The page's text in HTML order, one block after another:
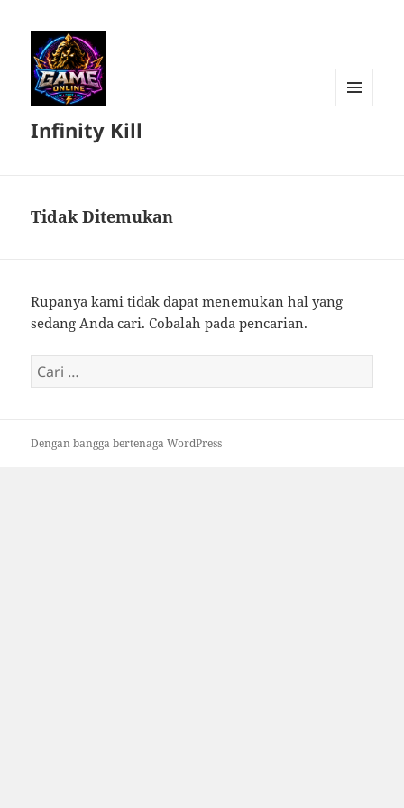
Infinity Kill
Tidak Ditemukan
Rupanya kami tidak dapat menemukan hal yang
sedang Anda cari. Cobalah pada pencarian.
Cari
untuk:
Dengan bangga bertenaga WordPress